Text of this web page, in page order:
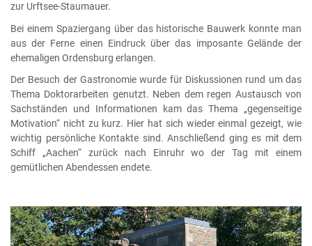
zur Urftsee-Staumauer.
Bei einem Spaziergang über das historische Bauwerk konnte man
aus der Ferne einen Eindruck über das imposante Gelände der
ehemaligen Ordensburg erlangen.
Der Besuch der Gastronomie wurde für Diskussionen rund um das
Thema Doktorarbeiten genutzt. Neben dem regen Austausch von
Sachständen und Informationen kam das Thema „gegenseitige
Motivation“ nicht zu kurz. Hier hat sich wieder einmal gezeigt, wie
wichtig persönliche Kontakte sind. Anschließend ging es mit dem
Schiff „Aachen“ zurück nach Einruhr wo der Tag mit einem
gemütlichen Abendessen endete.